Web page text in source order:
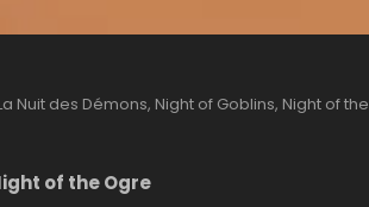
Nuit des Démons, Night of Goblins, Night of
of the Ogre